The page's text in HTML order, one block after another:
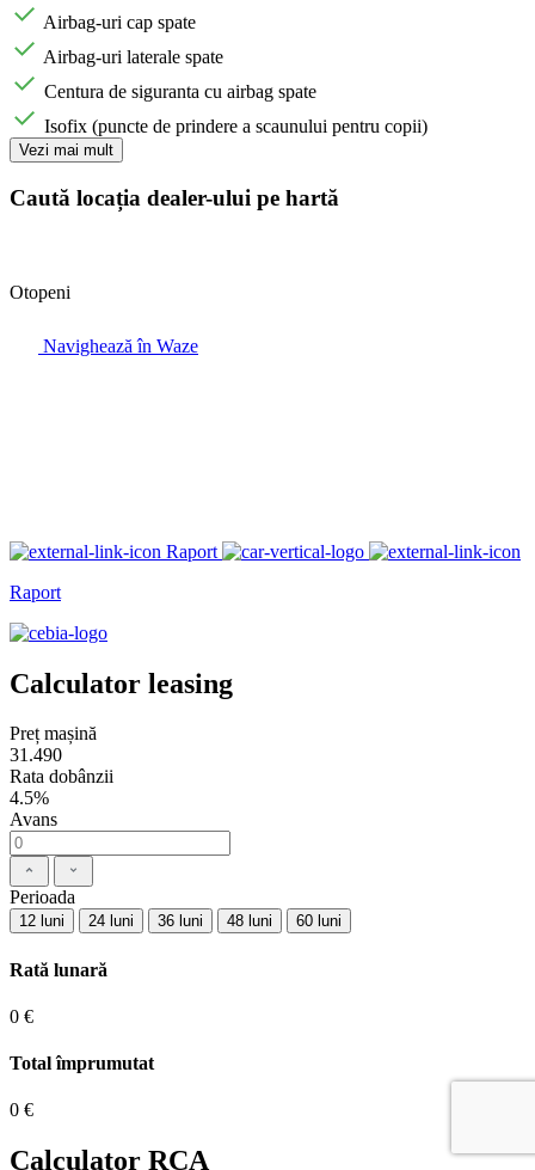
Airbag-uri cap spate
Airbag-uri laterale spate
Centura de siguranta cu airbag spate
Isofix (puncte de prindere a scaunului pentru copii)
Vezi mai mult
Caută locația dealer-ului pe hartă
Otopeni
Navighează în Waze
Raport
Raport
Calculator leasing
Preț mașină
31.490
Rata dobânzii
4.5%
Avans
Perioada
12 luni 24 luni 36 luni 48 luni 60 luni
Rată lunară
0 €
Total împrumutat
0 €
Calculator RCA